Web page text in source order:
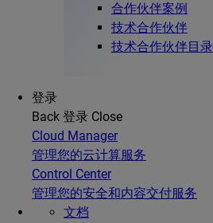
合作伙伴案例
技术合作伙伴
技术合作伙伴目录
登录
Back 登录 Close
Cloud Manager
管理您的云计算服务
Control Center
管理您的安全和内容交付服务
文档